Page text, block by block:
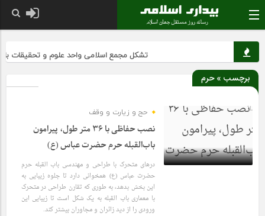
تشکل مجمع اسلامی واحد علوم و تحقیقات با
برچسب » حرم
حج و زیارت و وقف
نصب حفاظی با ۳۶ متر طول، پیرامون
باب‌القبله حرم حضرت عباس (ع)
درهای متحرک با طراحی و مهندسی باب القبله حرم
حضرت عباس (ع) همخوانی دارد تا جلوه زیبایی به
این بخش بدهد، به طوری که تقارن طراحی در متحرک
با معماری باب القبله به یک شکل است تا زیبایی این
ورودی را از دید زائران و مجاوران بیشتر کند.